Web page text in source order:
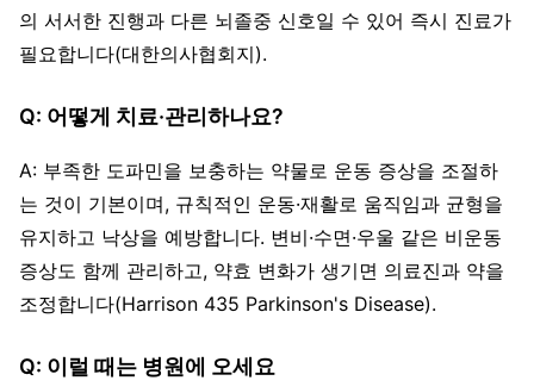
의 서서한 진행과 다른 뇌졸중 신호일 수 있어 즉시 진료가
필요합니다(대한의사협회지).
Q: 어떻게 치료·관리하나요?
A: 부족한 도파민을 보충하는 약물로 운동 증상을 조절하
는 것이 기본이며, 규칙적인 운동·재활로 움직임과 균형을
유지하고 낙상을 예방합니다. 변비·수면·우울 같은 비운동
증상도 함께 관리하고, 약효 변화가 생기면 의료진과 약을
조정합니다(Harrison 435 Parkinson's Disease).
Q: 이럴 때는 병원에 오세요